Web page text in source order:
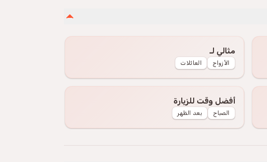
مثالي لـ
الأزواج العائلات
أفضل وقت للزيارة
الصباح بعد الظهر